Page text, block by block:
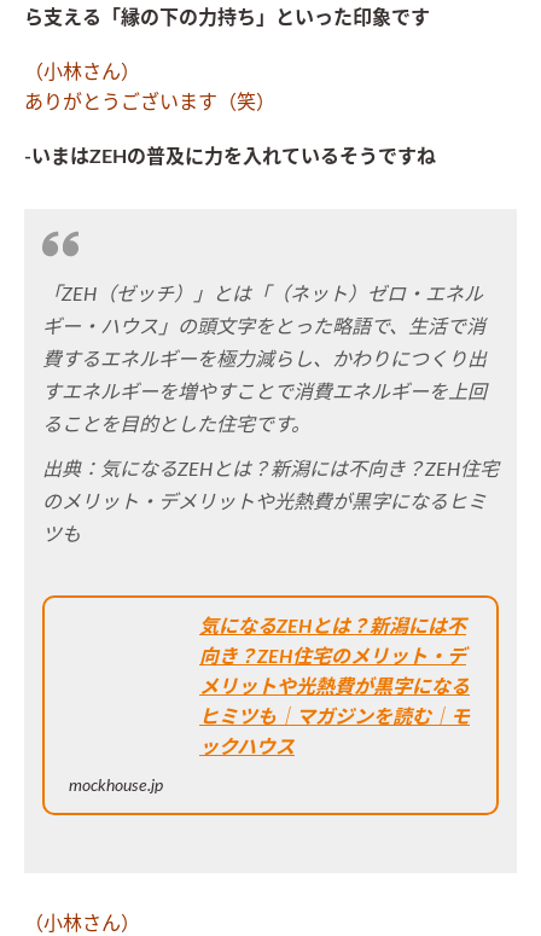
ら支える「縁の下の力持ち」といった印象です
（小林さん）
ありがとうございます（笑）
-いまはZEHの普及に力を入れているそうですね
「ZEH（ゼッチ）」とは「（ネット）ゼロ・エネル
ギー・ハウス」の頭文字をとった略語で、生活で消
費するエネルギーを極力減らし、かわりにつくり出
すエネルギーを増やすことで消費エネルギーを上回
ることを目的とした住宅です。
出典：気になるZEHとは？新潟には不向き？ZEH住宅
のメリット・デメリットや光熱費が黒字になるヒミ
ツも
気になるZEHとは？新潟には不
向き？ZEH住宅のメリット・デ
メリットや光熱費が黒字になる
ヒミツも｜マガジンを読む｜モ
ックハウス
mockhouse.jp
（小林さん）